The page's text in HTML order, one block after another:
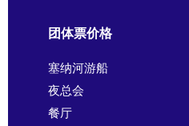
团体票价格
塞纳河游船
夜总会
餐厅